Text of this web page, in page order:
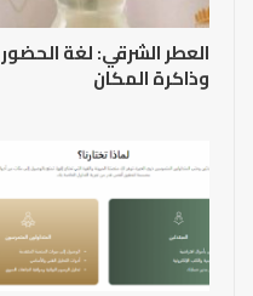
العطر الشرقي: لغة الحضور
وذاكرة المكان